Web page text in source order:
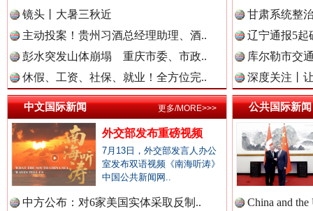
中国法制新闻网.
中国法治新闻网.
中国法院新闻网.
春天里的科技盛宴
镜头丨大暑三秋近
主动投案！贵州习酒总经理助理、酒..
彭水突发山体崩塌 重庆市委、市政..
休假、工资、社保、就业！全方位完..
甘肃系统整
辽宁通报5起
库尔勒市交
深度关注丨
中文国际新闻
外交部发布重磅视频
7月13日，外交部发言人办公
室发布双语视频《南海听涛》
中国公共新闻网..
中方公布：对6家美国实体采取反制..
更多/MORE>>> 公共国际新闻
China and